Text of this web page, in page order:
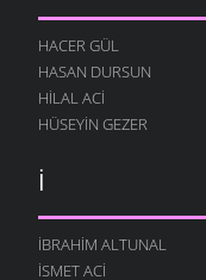
HACER GÜL
HASAN DURSUN
HILAL ACI
HÜSEYIN GEZER
İ
İBRAHIM ALTUNAL
İSMET ACI